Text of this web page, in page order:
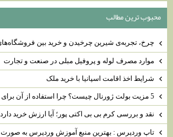
محبوب ترين مطالب
چرخ، تجربه‌ی شیرین چرخیدن و‌ خرید بین فروشگاه‌های
موارد مصرف لوله و پروفیل مبلی در صنعت و تجارت
شرایط اخذ اقامت اسپانیا با خرید ملک
5 مزیت بولت ژورنال چیست؟ چرا استفاده از آن برای همه مفید است؟
نقد و بررسی کرم بی بی اکتی پور؛ آیا ارزش خرید دارد؟
تاپ وردپرس : بهترین منبع آموزش وردپرس به صورت